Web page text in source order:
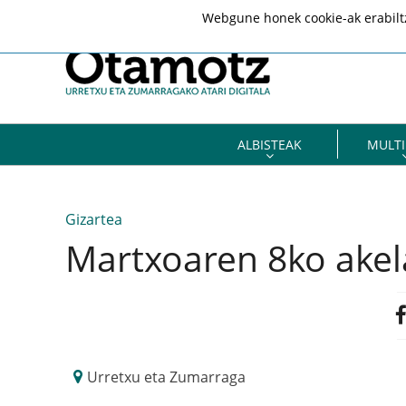
ALBISTEAK
Gizartea
Martxoaren 8ko
Urretxu eta Zumarraga
Webgune honek cookie-ak